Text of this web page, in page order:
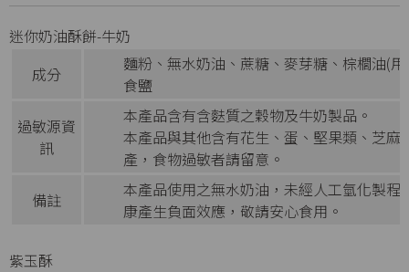
迷你奶油酥餅-牛奶
成分
麵粉、無水奶油、蔗糖、麥芽糖、棕櫚油(
食鹽
過敏源資
訊
本產品含有含麩質之穀物及牛奶製品。
本產品與其他含有花生、蛋、堅果類、芝
產，食物過敏者請留意。
備註
本產品使用之無水奶油，未經人工氫化製
康產生負面效應，敬請安心食用。
紫玉酥